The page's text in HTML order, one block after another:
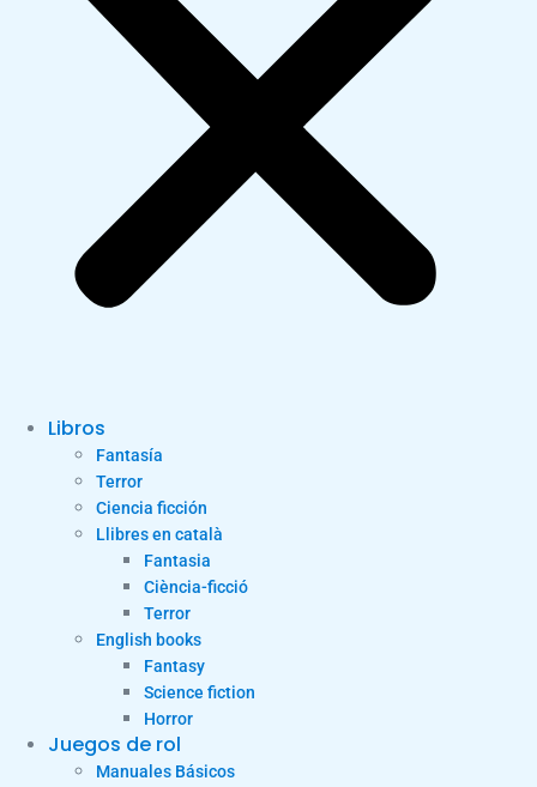
Libros
Fantasía
Terror
Ciencia ficción
Llibres en català
Fantasia
Ciència-ficció
Terror
English books
Fantasy
Science fiction
Horror
Juegos de rol
Manuales Básicos